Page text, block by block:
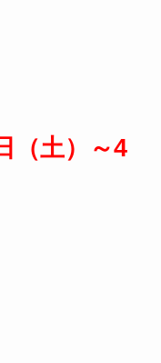
（土）～4